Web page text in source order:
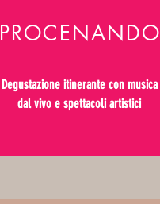
PROCENANDO
Degustazione itinerante con musica
dal vivo e spettacoli artistici